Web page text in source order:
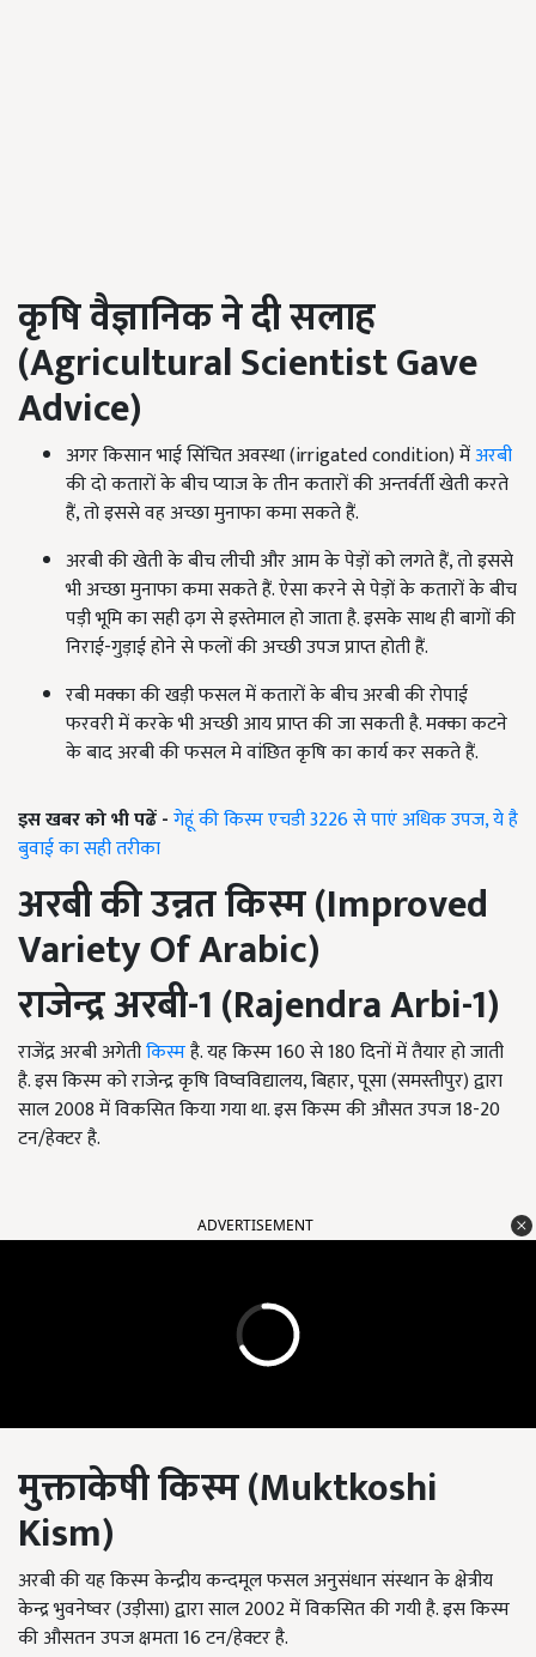
कृषि वैज्ञानिक ने दी सलाह
(Agricultural Scientist Gave
Advice)
अगर किसान भाई सिंचित अवस्था (irrigated condition) मेंअरबी
की दो कतारों के बीच प्याज के तीन कतारों की अन्तर्वर्ती खेती करते
हैं, तो इससे वह अच्छा मुनाफा कमा सकते हैं.
अरबी की खेती के बीच लीची और आम के पेड़ों को लगते हैं, तो इससे
भी अच्छा मुनाफा कमा सकते हैं. ऐसा करने से पेड़ों के कतारों के बीच
पड़ी भूमि का सही ढ़ग से इस्तेमाल हो जाता है. इसके साथ ही बागों की
निराई-गुड़ाई होने से फलों की अच्छी उपज प्राप्त होती हैं.
रबी मक्का की खड़ी फसल में कतारों के बीच अरबी की रोपाई
फरवरी में करके भी अच्छी आय प्राप्त की जा सकती है. मक्का कटने
के बाद अरबी की फसल मे वांछित कृषि का कार्य कर सकते हैं.
इस खबर को भी पढें -गेहूं की किस्म एचडी 3226 से पाएं अधिक उपज, ये है
बुवाई का सही तरीका
अरबी की उन्नत किस्म (Improved
Variety Of Arabic)
राजेन्द्र अरबी-1(Rajendra Arbi-1)
राजेंद्र अरबी अगेतीकिस्महै. यह किस्म 160 से 180 दिनों में तैयार हो जाती
है. इस किस्म को राजेन्द्र कृषि विष्वविद्यालय, बिहार, पूसा (समस्तीपुर) द्वारा
साल 2008 में विकसित किया गया था. इस किस्म की औसत उपज 18-20
टन/हेक्टर है.
ADVERTISEMENT
मुक्ताकेषी किस्म (Muktkoshi
Kism)
अरबी की यह किस्म केन्द्रीय कन्दमूल फसल अनुसंधान संस्थान के क्षेत्रीय
केन्द्र भुवनेष्वर (उड़ीसा) द्वारा साल 2002 में विकसित की गयी है. इस किस्म
की औसतन उपज क्षमता 16 टन/हेक्टर है.